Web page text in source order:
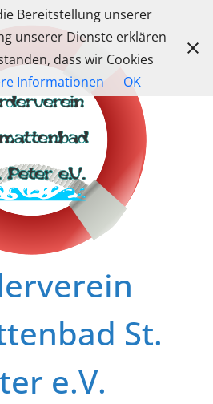
St.
e.V.
Bereitstellung unserer
unserer Dienste erklären
dass wir Cookies
Informationen OK